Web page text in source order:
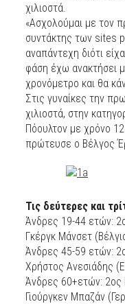
χιλιοστά.
«Ασχολούμαι με τον
συντάκτης των sites
αναπάντεχη διότι
φάση έχω ανακτήσει
χρονόμετρο και θα
Στις γυναίκες την
χιλιοστά, στην
Πόουλτον με χρόνο
πρώτευσε ο Βέλγος
Τις δεύτερες και
Άνδρες 19-44 ετών:
Γκέργκ Μάνσετ
Άνδρες 45-59 ετών:
Χρήστος Ανεσιάδης
Άνδρες 60+ετών: 2ος
Γιούργκεν Μπαζάν